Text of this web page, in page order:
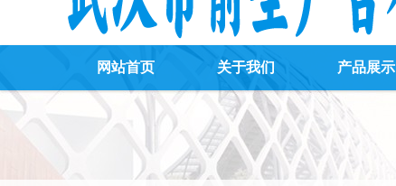
网站首页 关于我们 产品展示